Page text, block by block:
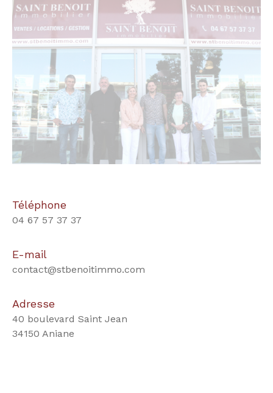
Téléphone
04 67 57 37 37
E-mail
contact@stbenoitimmo.com
Adresse
40 boulevard Saint Jean
34150 Aniane